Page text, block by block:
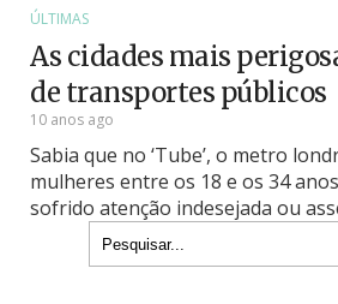
ÚLTIMAS
As cidades mais
de transportes públicos
10 anos ago
Sabia que no ‘Tube’, o metro
mulheres entre os 18 e os 34
sofrido atenção indesejada ou